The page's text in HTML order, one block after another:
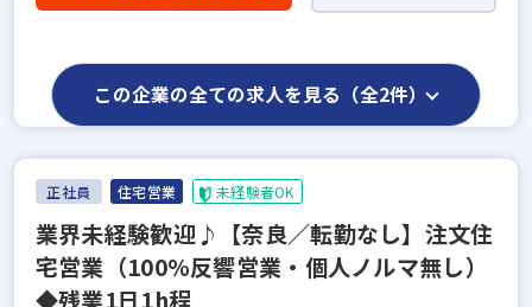
この企業の全ての求人を見る（全2件）
正社員 住宅営業 未経験者OK
業界未経験歓迎♪【奈良／転勤なし】注文住
宅営業（100%反響営業・個人ノルマ無し）
◆残業1日1h程